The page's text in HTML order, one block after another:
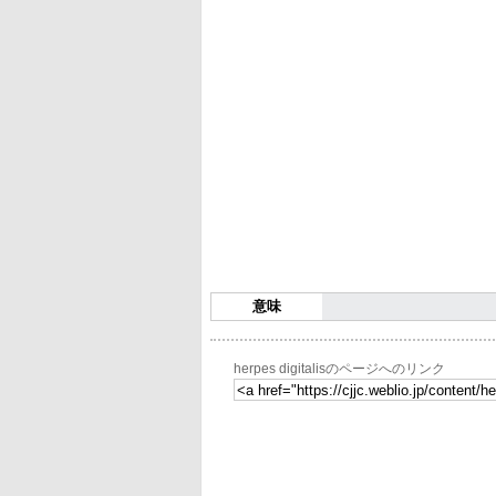
意味
herpes digitalisのページへのリンク